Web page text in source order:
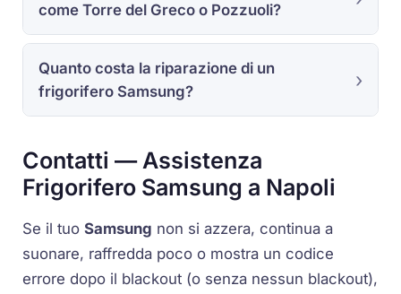
come Torre del Greco o Pozzuoli?
Quanto costa la riparazione di un
frigorifero Samsung?
Contatti — Assistenza
Frigorifero Samsung a Napoli
Se il tuoSamsung non si azzera, continua a
suonare, raffredda poco o mostra un codice
errore dopo il blackout (o senza nessun blackout),